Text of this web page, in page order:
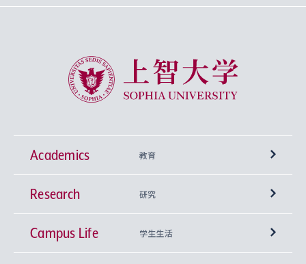
上智大学 Sophia University
Academics 教育
学部
神学部
興味から学科を探す
Research 研究
研究所 等
Campus Life 学生生活